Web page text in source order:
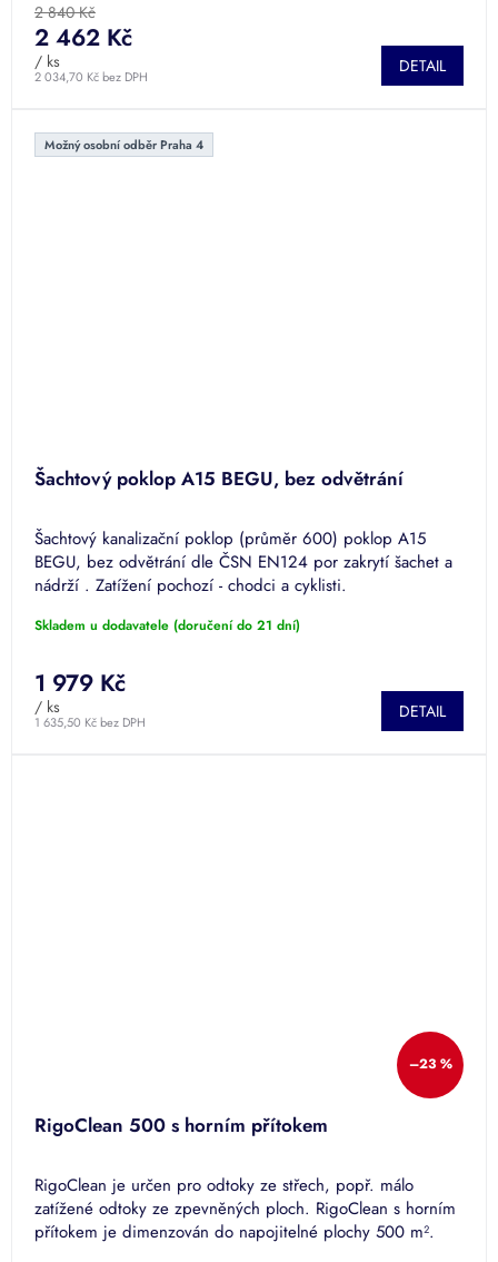
2 840 Kč
2 034,70 Kč bez DPH
2 462 Kč
/ ks DETAIL
Možný osobní odběr Praha 4
Šachtový poklop A15 BEGU, bez odvětrání
Šachtový kanalizační poklop (průměr 600) poklop A15
BEGU, bez odvětrání dle ČSN EN124 por zakrytí šachet a
nádrží . Zatížení pochozí - chodci a cyklisti.
Skladem u dodavatele (doručení do 21 dní)
1 635,50 Kč bez DPH
1 979 Kč
/ ks DETAIL
–23 %
RigoClean 500 s horním přítokem
RigoClean je určen pro odtoky ze střech, popř. málo
zatížené odtoky ze zpevněných ploch. RigoClean s horním
přítokem je dimenzován do napojitelné plochy 500 m².